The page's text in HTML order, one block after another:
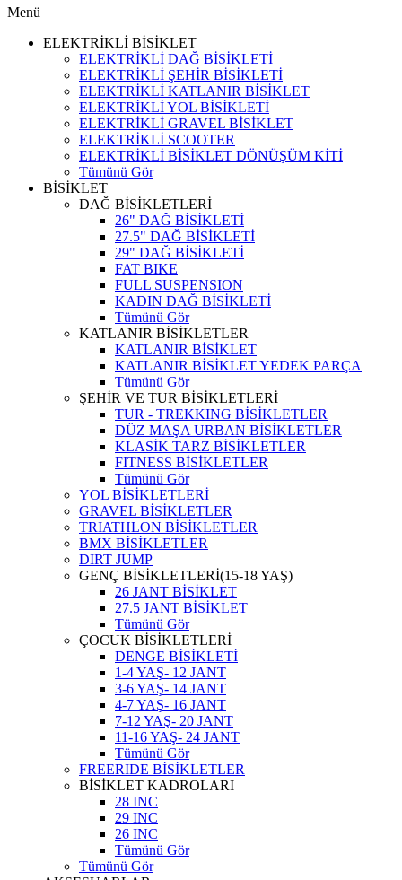
Menü
ELEKTRİKLİ BİSİKLET
ELEKTRİKLİ DAĞ BİSİKLETİ
ELEKTRİKLİ ŞEHİR BİSİKLETİ
ELEKTRİKLİ KATLANIR BİSİKLET
ELEKTRİKLİ YOL BİSİKLETİ
ELEKTRİKLİ GRAVEL BİSİKLET
ELEKTRİKLİ SCOOTER
ELEKTRİKLİ BİSİKLET DÖNÜŞÜM KİTİ
Tümünü Gör
BİSİKLET
DAĞ BİSİKLETLERİ
26" DAĞ BİSİKLETİ
27.5" DAĞ BİSİKLETİ
29" DAĞ BİSİKLETİ
FAT BIKE
FULL SUSPENSION
KADIN DAĞ BİSİKLETİ
Tümünü Gör
KATLANIR BİSİKLETLER
KATLANIR BİSİKLET
KATLANIR BİSİKLET YEDEK PARÇA
Tümünü Gör
ŞEHİR VE TUR BİSİKLETLERİ
TUR - TREKKING BİSİKLETLER
DÜZ MAŞA URBAN BİSİKLETLER
KLASİK TARZ BİSİKLETLER
FITNESS BİSİKLETLER
Tümünü Gör
YOL BİSİKLETLERİ
GRAVEL BİSİKLETLER
TRIATHLON BİSİKLETLER
BMX BİSİKLETLER
DIRT JUMP
GENÇ BİSİKLETLERİ(15-18 YAŞ)
26 JANT BİSİKLET
27.5 JANT BİSİKLET
Tümünü Gör
ÇOCUK BİSİKLETLERİ
DENGE BİSİKLETİ
1-4 YAŞ- 12 JANT
3-6 YAŞ- 14 JANT
4-7 YAŞ- 16 JANT
7-12 YAŞ- 20 JANT
11-16 YAŞ- 24 JANT
Tümünü Gör
FREERIDE BİSİKLETLER
BİSİKLET KADROLARI
28 INC
29 INC
26 INC
Tümünü Gör
Tümünü Gör